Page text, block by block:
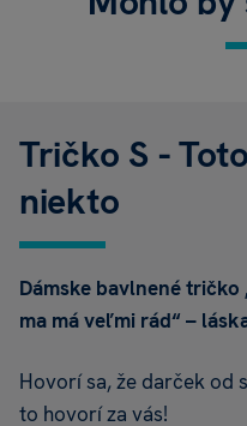
Tričko S -
niekto
Dámske bavlnené
ma má veľmi rád“ –
Hovorí sa, že darček od
to hovorí za vás!